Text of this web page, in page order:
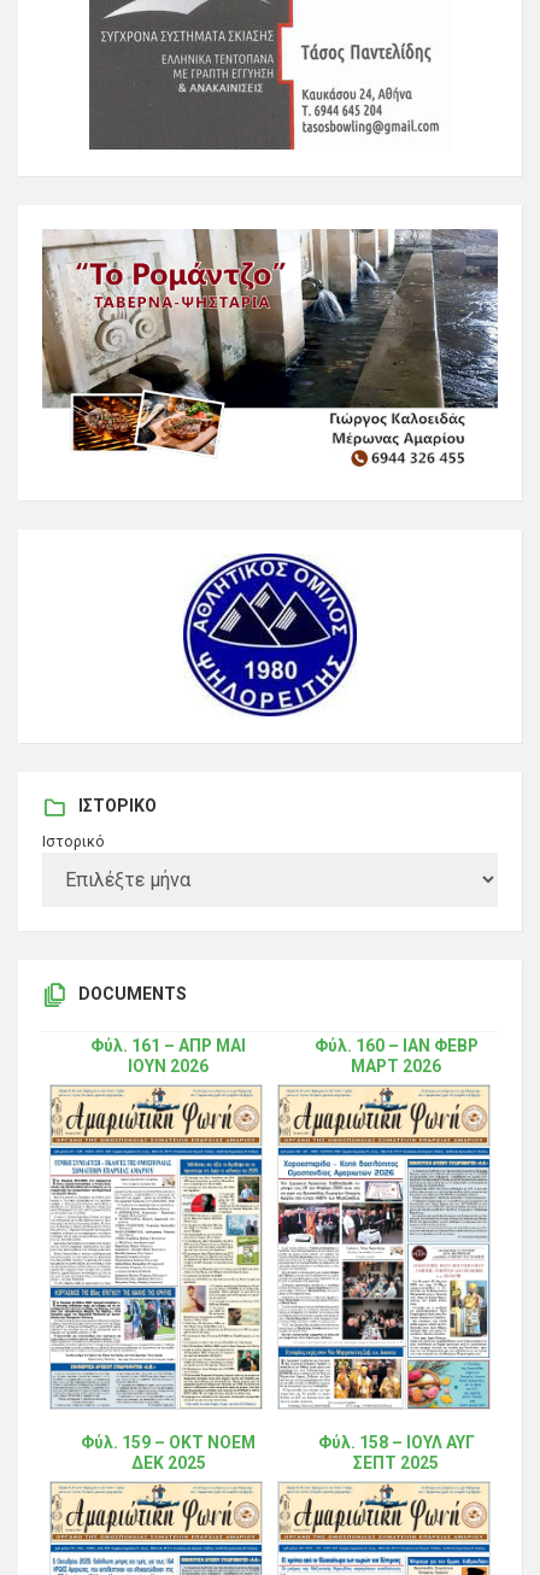
ΙΣΤΟΡΙΚΌ
Ιστορικό
DOCUMENTS
Φύλ. 161 – ΑΠΡ ΜΑΙ
ΙΟΥΝ 2026
Φύλ. 160 – ΙΑΝ ΦΕΒΡ
ΜΑΡΤ 2026
Φύλ. 159 – ΟΚΤ ΝΟΕΜ
ΔΕΚ 2025
Φύλ. 158 – ΙΟΥΛ ΑΥΓ
ΣΕΠΤ 2025